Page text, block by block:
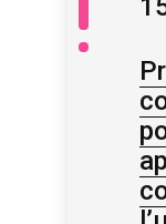
Savoir